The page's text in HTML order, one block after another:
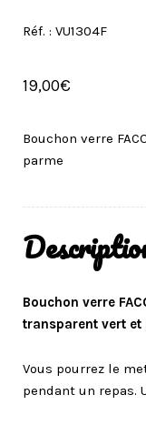
Réf. : VU1304F
19,00€
Bouchon verre
parme
Bouchon verre
transparent vert et
Vous pourrez le
pendant un repas.